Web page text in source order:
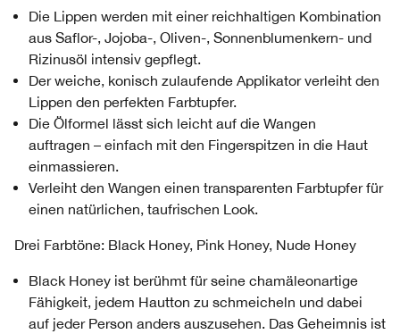
Die Lippen werden mit einer reichhaltigen Kombination
aus Saflor-, Jojoba-, Oliven-, Sonnenblumenkern- und
Rizinusöl intensiv gepflegt.
Der weiche, konisch zulaufende Applikator verleiht den
Lippen den perfekten Farbtupfer.
Die Ölformel lässt sich leicht auf die Wangen
auftragen – einfach mit den Fingerspitzen in die Haut
einmassieren.
Verleiht den Wangen einen transparenten Farbtupfer für
einen natürlichen, taufrischen Look.
Drei Farbtöne: Black Honey, Pink Honey, Nude Honey
Black Honey ist berühmt für seine chamäleonartige
Fähigkeit, jedem Hautton zu schmeicheln und dabei
auf jeder Person anders auszusehen. Das Geheimnis ist